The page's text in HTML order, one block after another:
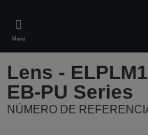
main
content
Menú
Lens -
EB-PU Series
NÚMERO DE